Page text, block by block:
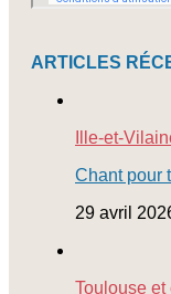
ARTICLES
Ille-et-
Chant pour
29 avril
Toulouse et